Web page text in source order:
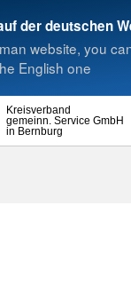
der deutschen
website, you
English one
in Bernburg
gemeinn. Service GmbH
Kreisverband